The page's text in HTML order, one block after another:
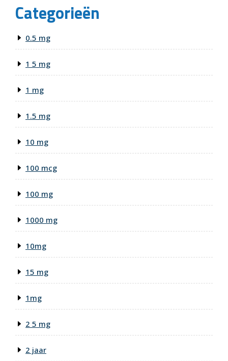
Categorieën
0.5 mg
1 5 mg
1 mg
1.5 mg
10 mg
100 mcg
100 mg
1000 mg
10mg
15 mg
1mg
2 5 mg
2 jaar